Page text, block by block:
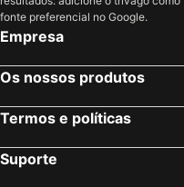
Grindelwald, Berna Hotéis
Genébra, Genébra Hotéis
St. Moritz, Grisões Hotéis
fonte preferencial no Google.
Empresa
Os nossos produtos
Termos e políticas
Suporte